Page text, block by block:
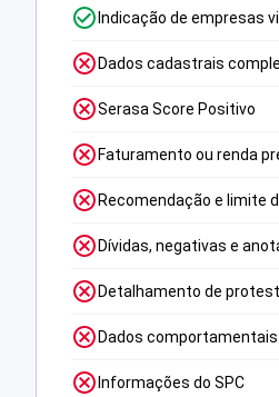
Indicação de empresas
Dados cadastrais
Serasa Score Positivo
Faturamento ou renda
Recomendação e limite
Dívidas, negativas e
Detalhamento de
Dados comportamentais
Informações do SPC